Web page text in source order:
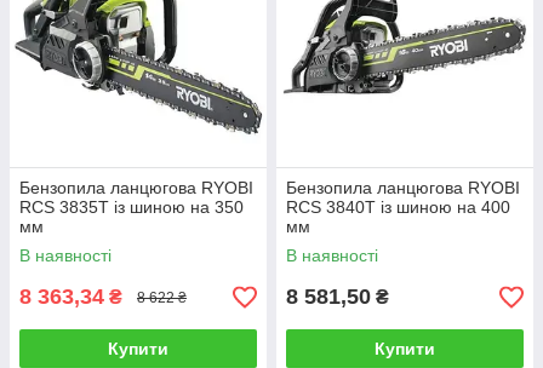
Бензопила ланцюгова RYOBI
RCS 3835T із шиною на 350
мм
В наявності
8 363,34 ₴ 8 622 ₴
Купити
Бензопила ланцюгова RYOBI
RCS 3840T із шиною на 400
мм
В наявності
8 581,50 ₴
Купити